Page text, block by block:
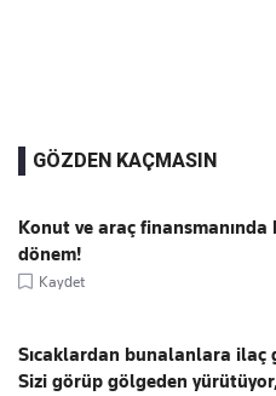
GÖZDEN KAÇMASIN
Konut ve araç finansmanında
dönem!
Kaydet
Sıcaklardan bunalanlara ilaç
Sizi görüp gölgeden